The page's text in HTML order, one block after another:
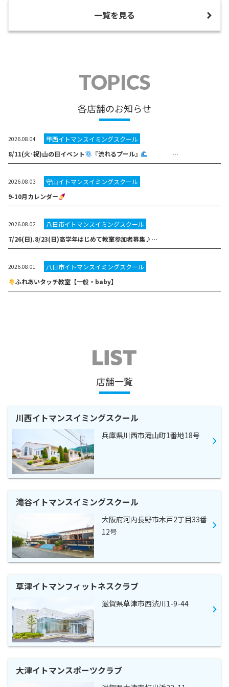
一覧を見る
TOPICS
各店舗のお知らせ
2026.08.04
甲西イトマンスイミングスクール
8/11(火･祝)山の日イベント
『流れるプール』 …
2026.08.03
守山イトマンスイミングスクール
9-10月カレンダー
2026.08.02
八日市イトマンスイミングスクール
7/26(日).8/23(日)高学年はじめて教室参加者募集♪…
2026.08.01
八日市イトマンスイミングスクール
ふれあいタッチ教室【一般・baby】
店舗一覧
川西イトマンスイミングスクール
兵庫県川西市滝山町1番地18号
滝谷イトマンスイミングスクール
大阪府河内長野市木戸2丁目33番
12号
草津イトマンフィットネスクラブ
滋賀県草津市西渋川1-9-44
大津イトマンスポーツクラブ